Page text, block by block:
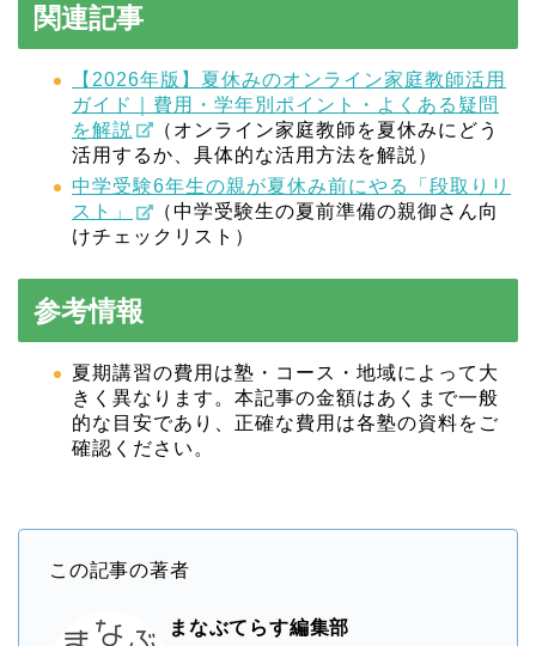
関連記事
【2026年版】夏休みのオンライン家庭教師活用
ガイド｜費用・学年別ポイント・よくある疑問
を解説
（オンライン家庭教師を夏休みにどう
活用するか、具体的な活用方法を解説）
中学受験6年生の親が夏休み前にやる「段取りリ
スト」
（中学受験生の夏前準備の親御さん向
けチェックリスト）
参考情報
夏期講習の費用は塾・コース・地域によって大
きく異なります。本記事の金額はあくまで一般
的な目安であり、正確な費用は各塾の資料をご
確認ください。
この記事の著者
まなぶてらす編集部